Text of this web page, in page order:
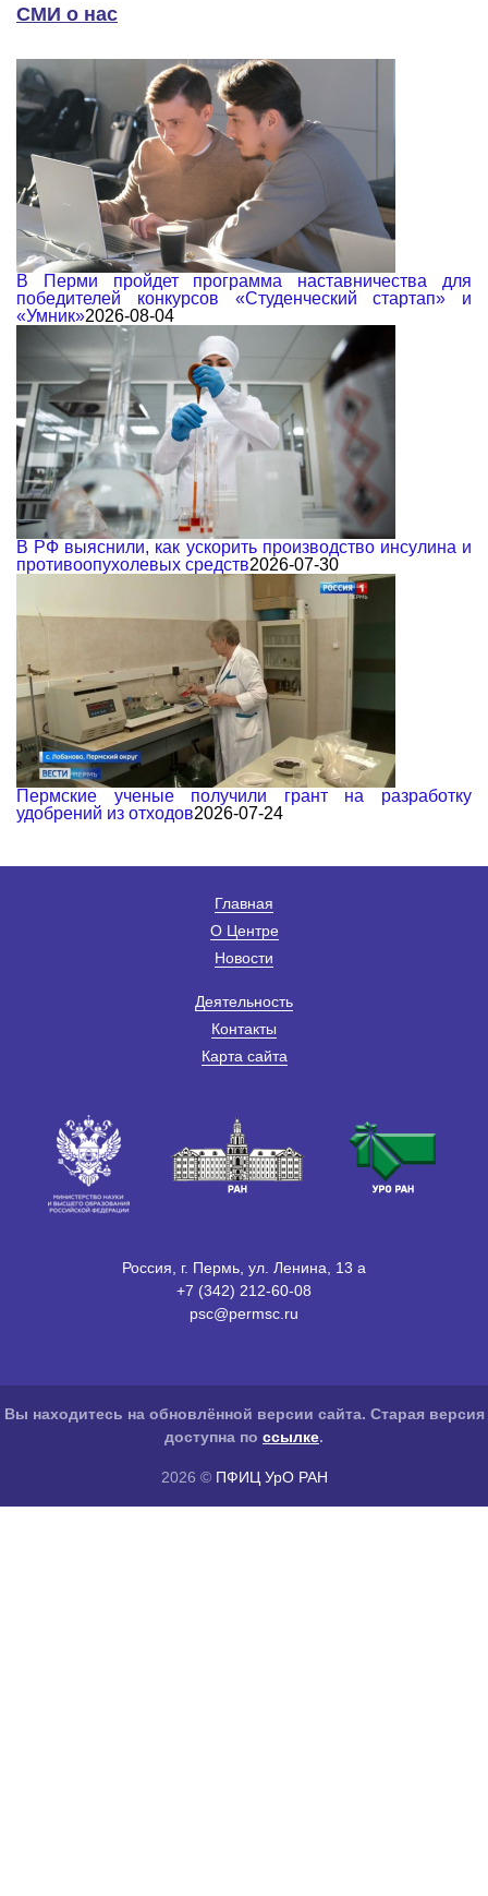
СМИ о нас
В Перми пройдет программа наставничества для
победителей конкурсов «Студенческий стартап» и
«Умник»2026-08-04
В РФ выяснили, как ускорить производство инсулина и
противоопухолевых средств2026-07-30
Пермские ученые получили грант на разработку
удобрений из отходов2026-07-24
Главная
О Центре
Новости
Деятельность
Контакты
Карта сайта
Россия, г. Пермь, ул. Ленина, 13 а
+7 (342) 212-60-08
psc@permsc.ru
Вы находитесь на обновлённой версии сайта. Старая версия
доступна по ссылке.
2026 © ПФИЦ УрО РАН